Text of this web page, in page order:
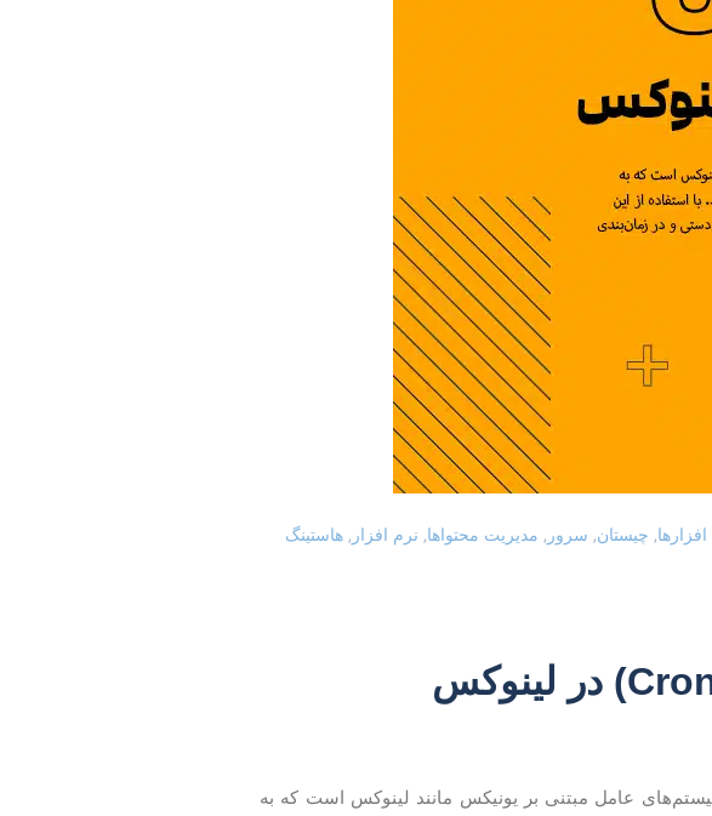
, چیستان, سرور , مدیریت محتواها, نرم افزار , هاستینگ
عامل مبتنی بر یونیکس مانند لینوکس است که به